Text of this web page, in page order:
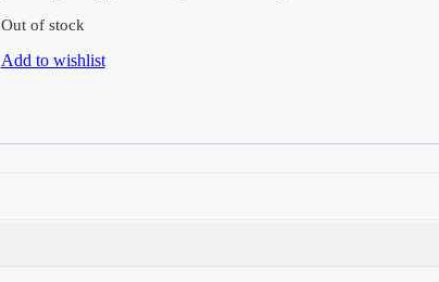
Out of stock
Add to wishlist